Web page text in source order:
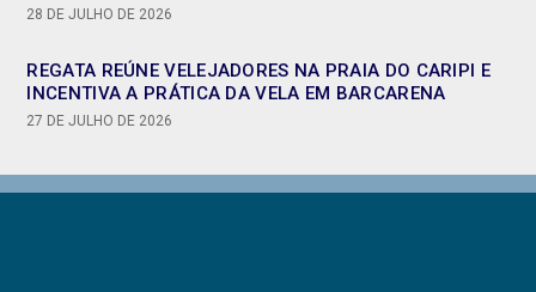
28 DE JULHO DE 2026
REGATA REÚNE VELEJADORES NA PRAIA DO CARIPI E
INCENTIVA A PRÁTICA DA VELA EM BARCARENA
27 DE JULHO DE 2026